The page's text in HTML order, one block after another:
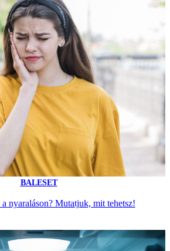
BALESET
nyaraláson? Mutatjuk, mit tehetsz!